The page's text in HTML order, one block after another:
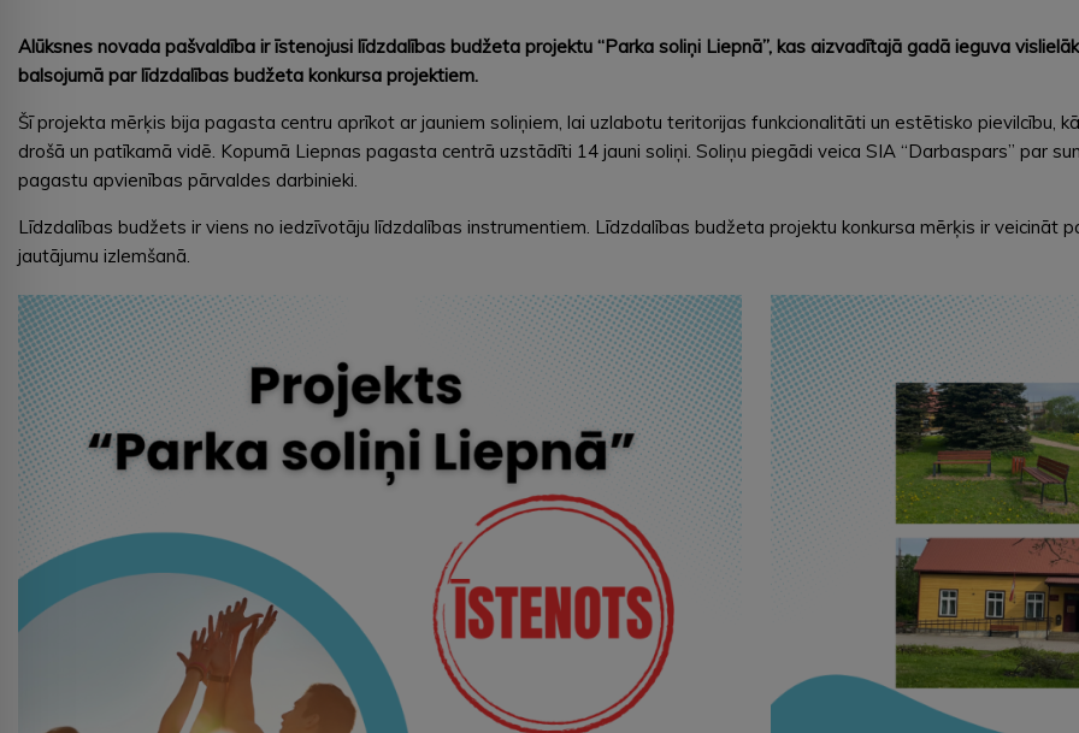
Alūksnes novada pašvaldība ir īstenojusi līdzdalības budžeta projektu “Parka soliņi Liepnā”, kas aizvadītajā gadā ieguva
balsojumā par līdzdalības budžeta konkursa projektiem.
Šī projekta mērķis bija pagasta centru aprīkot ar jauniem soliņiem, lai uzlabotu teritorijas funkcionalitāti un estētisko pievilcību,
drošā un patīkamā vidē. Kopumā Liepnas pagasta centrā uzstādīti 14 jauni soliņi. Soliņu piegādi veica SIA “Darbaspars” par
pagastu apvienības pārvaldes darbinieki.
Līdzdalības budžets ir viens no iedzīvotāju līdzdalības instrumentiem. Līdzdalības budžeta projektu konkursa mērķis ir
jautājumu izlemšanā.